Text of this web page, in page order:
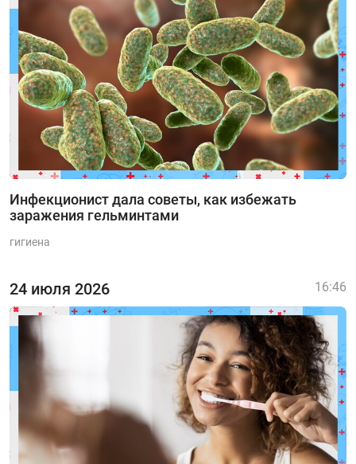
Инфекционист дала советы, как избежать
заражения гельминтами
гигиена
24 июля 2026 16:46